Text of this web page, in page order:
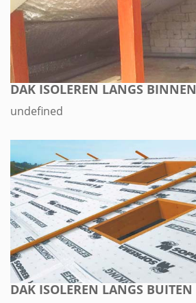
DAK ISOLEREN LANGS BINNEN
undefined
DAK ISOLEREN LANGS BUITEN